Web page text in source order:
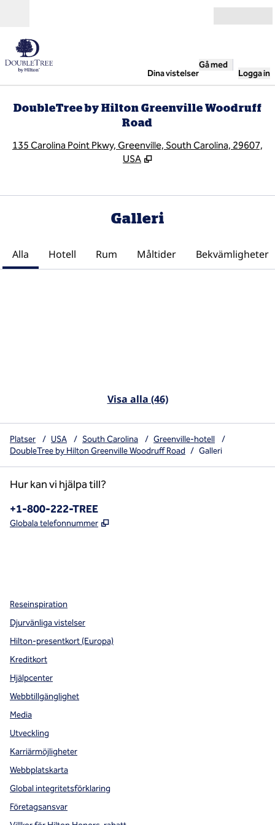
Dina vistelser
Gå med
Logga in
DoubleTree by Hilton Greenville Woodruff
Road
135 Carolina Point Pkwy, Greenville, South Carolina, 29607,
USA
Galleri
Alla Hotell Rum Måltider Bekvämligheter
Visa alla (46)
Platser / USA / South Carolina / Greenville-hotell
/
DoubleTree by Hilton Greenville Woodruff Road / Galleri
Hur kan vi hjälpa till?
Telefon:
+1-800-222-TREE
Globala telefonnummer ,
Reseinspiration
Djurvänliga vistelser
Hilton-presentkort (Europa)
Kreditkort
Hjälpcenter
Webbtillgänglighet
Media
Utveckling
Karriärmöjligheter
Webbplatskarta
Global integritetsförklaring
Företagsansvar